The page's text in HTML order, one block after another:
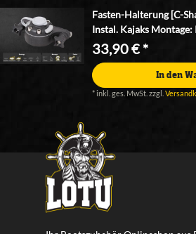
Fasten-Halterung [C-
Instal. Kajaks
33,90 € *
In den
*inkl. ges. MwSt. zzgl.